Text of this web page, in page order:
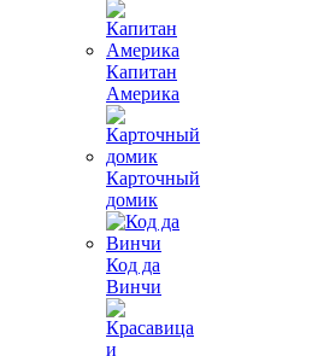
Капитан
Америка
Карточный
домик
Код да
Винчи